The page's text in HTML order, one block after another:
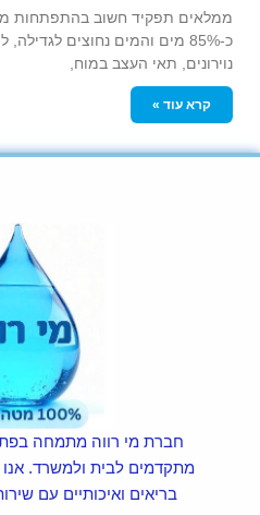
ממלאים תפקיד חשוב בהתפתחות
כ-85% מים והמים נחוצים
נוירונים, תאי העצב במוח,
קרא עוד »
חברת מי רווה מתמחה
מתקדמים לבית ולמשרד.
בריאים ואיכותיים עם